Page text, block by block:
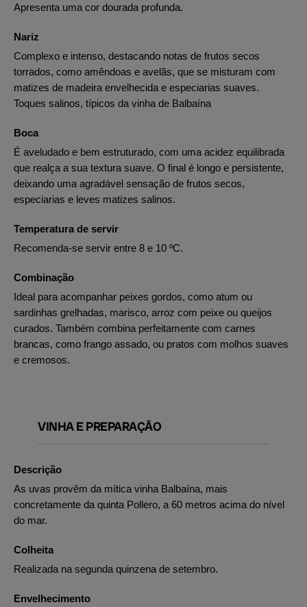
Apresenta uma cor dourada profunda.
Nariz
Complexo e intenso, destacando notas de frutos secos
torrados, como amêndoas e avelãs, que se misturam com
matizes de madeira envelhecida e especiarias suaves.
Toques salinos, típicos da vinha de Balbaína
Boca
É aveludado e bem estruturado, com uma acidez equilibrada
que realça a sua textura suave. O final é longo e persistente,
deixando uma agradável sensação de frutos secos,
especiarias e leves matizes salinos.
Temperatura de servir
Recomenda-se servir entre 8 e 10 ºC.
Combinação
Ideal para acompanhar peixes gordos, como atum ou
sardinhas grelhadas, marisco, arroz com peixe ou queijos
curados. Também combina perfeitamente com carnes
brancas, como frango assado, ou pratos com molhos suaves
e cremosos.
VINHA E PREPARAÇÃO
Descrição
As uvas provêm da mítica vinha Balbaína, mais
concretamente da quinta Pollero, a 60 metros acima do nível
do mar.
Colheita
Realizada na segunda quinzena de setembro.
Envelhecimento